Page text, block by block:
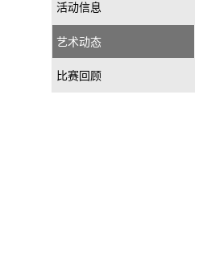
活动信息
艺术动态
比赛回顾